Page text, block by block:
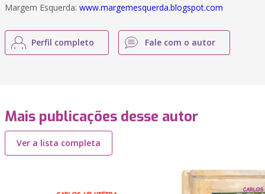
Margem Esquerda: www.margemesquerda.blogspot.com
Perfil completo Fale com o autor
Mais publicações desse autor
Ver a lista completa